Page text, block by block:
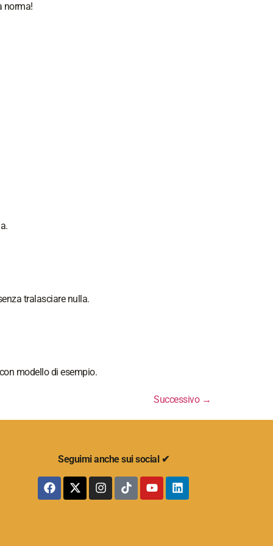
norma!
tralasciare nulla.
modello di esempio.
Successivo →
Seguimi anche sui social ✔